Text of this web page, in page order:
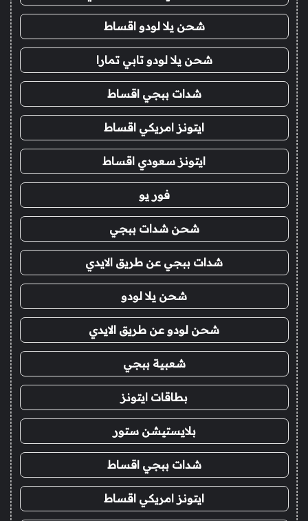
شحن يلا لودو اقساط
شحن يلا لودو تابي تمارا
شدات ببجي اقساط
ايتونز امريكي اقساط
ايتونز سعودي اقساط
فور يو
شحن شدات ببجي
شدات ببجي عن طريق الايدي
شحن يلا لودو
شحن لودو عن طريق الايدي
شعبية ببجي
بطاقات ايتونز
بلايستيشن ستور
شدات ببجي اقساط
ايتونز امريكي اقساط